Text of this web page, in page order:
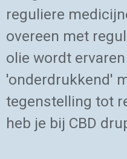
reguliere
overeen met
olie wordt
'onderdrukkend'
tegenstelling tot
heb je bij CBD